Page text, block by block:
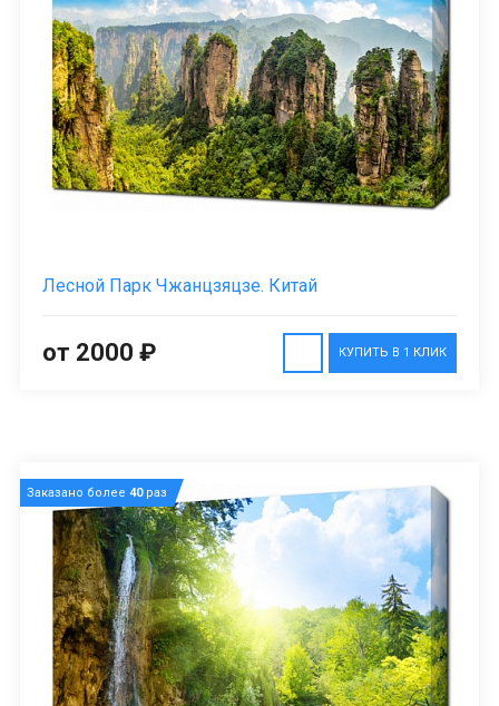
Лесной Парк Чжанцзяцзе. Китай
КУПИТЬ В 1 КЛИК
от 2000 ₽
Заказано более 40раз